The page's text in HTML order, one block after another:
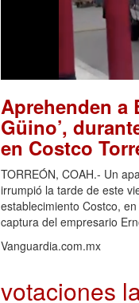
Aprehenden a
Güino’,
en Costco
TORREÓN, COAH.- Un
irrumpió la tarde de este
establecimiento Costco,
captura del empresario
Vanguardia.com.mx
votaciones